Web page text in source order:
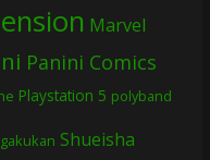
Marvel
Panini Comics
Playstation 5 polyband
Shueisha